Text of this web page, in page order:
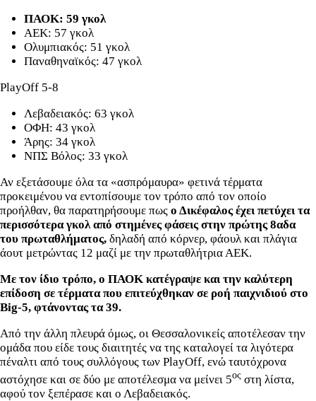
ΠΑΟΚ: 59 γκολ
ΑΕΚ: 57 γκολ
Ολυμπιακός: 51 γκολ
Παναθηναϊκός: 47 γκολ
PlayOff 5-8
Λεβαδειακός: 63 γκολ
ΟΦΗ: 43 γκολ
Άρης: 34 γκολ
ΝΠΣ Βόλος: 33 γκολ
Αν εξετάσουμε όλα τα «ασπρόμαυρα» φετινά τέρματα
προκειμένου να εντοπίσουμε τον τρόπο από τον οποίο
προήλθαν, θα παρατηρήσουμε πως ο Δικέφαλος έχει πετύχει τα
περισσότερα γκολ από στημένες φάσεις στην πρώτης 8αδα
του πρωταθλήματος, δηλαδή από κόρνερ, φάουλ και πλάγια
άουτ μετρώντας 12 μαζί με την πρωταθλήτρια ΑΕΚ.
Με τον ίδιο τρόπο, ο ΠΑΟΚ κατέγραψε και την καλύτερη
επίδοση σε τέρματα που επιτεύχθηκαν σε ροή παιχνιδιού στο
Big-5, φτάνοντας τα 39.
Από την άλλη πλευρά όμως, οι Θεσσαλονικείς αποτέλεσαν την
ομάδα που είδε τους διαιτητές να της καταλογεί τα λιγότερα
πέναλτι από τους συλλόγους των PlayOff, ενώ ταυτόχρονα
αστόχησε και σε δύο με αποτέλεσμα να μείνει 5ος στη λίστα,
αφού τον ξεπέρασε και ο Λεβαδειακός.